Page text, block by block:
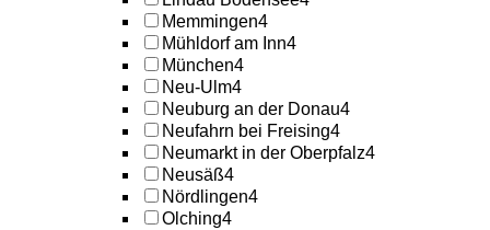
Memmingen4
Mühldorf am Inn4
München4
Neu-Ulm4
Neuburg an der Donau4
Neufahrn bei Freising4
Neumarkt in der Oberpfalz4
Neusäß4
Nördlingen4
Olching4